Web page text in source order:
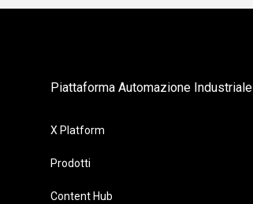
Piattaforma Automazione Industriale
X Platform
Prodotti
Content Hub